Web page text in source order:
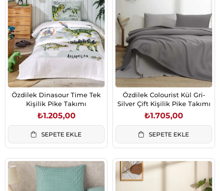
Özdilek Dinasour Time Tek
Kişilik Pike Takımı
₺1.205,00
SEPETE EKLE
Özdilek Colourist Kül Gri-
Silver Çift Kişilik Pike Takımı
₺1.705,00
SEPETE EKLE